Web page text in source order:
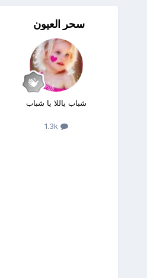
سحر العيون
شباب ياللا يا شباب
1.3k